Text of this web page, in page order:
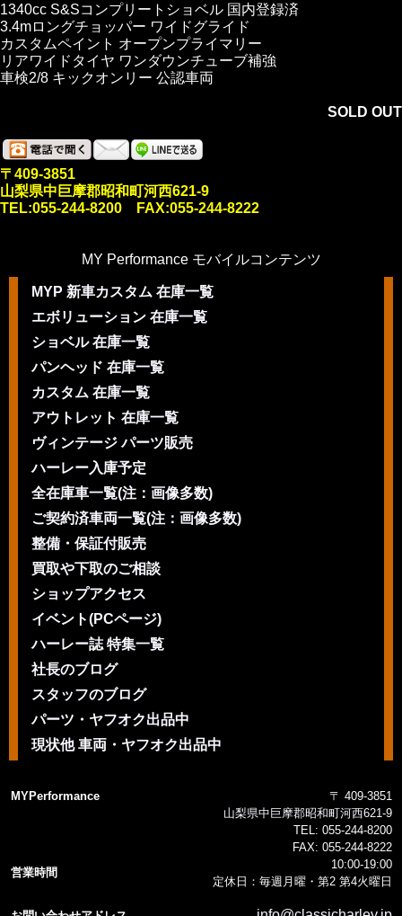
1340cc S&Sコンプリートショベル 国内登録済
3.4mロングチョッパー ワイドグライド
カスタムペイント オープンプライマリー
リアワイドタイヤ ワンダウンチューブ補強
車検2/8 キックオンリー 公認車両
SOLD OUT
〒409-3851
山梨県中巨摩郡昭和町河西621-9
TEL:055-244-8200 FAX:055-244-8222
MY Performance モバイルコンテンツ
MYP 新車カスタム 在庫一覧
エボリューション 在庫一覧
ショベル 在庫一覧
パンヘッド 在庫一覧
カスタム 在庫一覧
アウトレット 在庫一覧
ヴィンテージ パーツ販売
ハーレー入庫予定
全在庫車一覧(注：画像多数)
ご契約済車両一覧(注：画像多数)
整備・保証付販売
買取や下取のご相談
ショップアクセス
イベント(PCページ)
ハーレー誌 特集一覧
社長のブログ
スタッフのブログ
パーツ・ヤフオク出品中
現状他 車両・ヤフオク出品中
MYPerformance
〒 409-3851
山梨県中巨摩郡昭和町河西621-9
TEL: 055-244-8200
FAX: 055-244-8222
営業時間
10:00-19:00
定休日：毎週月曜・第2 第4火曜日